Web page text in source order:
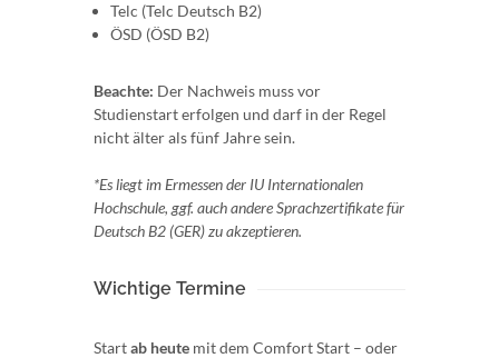
Telc (Telc Deutsch B2)
ÖSD (ÖSD B2)
Beachte: Der Nachweis muss vor
Studienstart erfolgen und darf in der Regel
nicht älter als fünf Jahre sein.
*Es liegt im Ermessen der IU Internationalen
Hochschule, ggf. auch andere Sprachzertifikate für
Deutsch B2 (GER) zu akzeptieren.
Wichtige Termine
Startab heute mit dem Comfort Start – oder